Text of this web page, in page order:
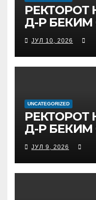
ГЛОБАЛНО
РЕКТОРОТ
Д-Р БЕКИМ
ПРЕЧЕКА
СРЕДБА
ДИРЕКТОР
Д-Р
ЈУЛ 10, 2026
UNCATEGORIZED
РЕКТОРОТ
Д-Р БЕКИМ
ОДРЖА
СО
ТУРЦИЈА,
ЈУЛ 9, 2026